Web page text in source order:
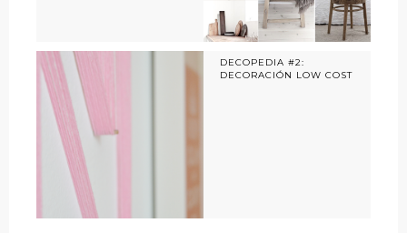
DECOPEDIA #2:
DECORACIÓN LOW COST